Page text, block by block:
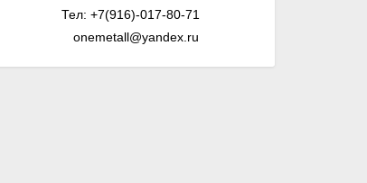
Тел: +7(916)-017-80-71
onemetall@yandex.ru